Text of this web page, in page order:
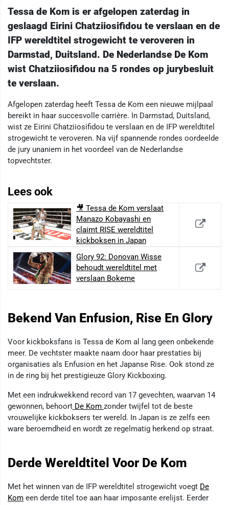
Tessa de Kom is er afgelopen zaterdag in
geslaagd Eirini Chatziiosifidou te verslaan en de
IFP wereldtitel strogewicht te veroveren in
Darmstad, Duitsland. De Nederlandse De Kom
wist Chatziiosifidou na 5 rondes op jurybesluit
te verslaan.
Afgelopen zaterdag heeft Tessa de Kom een nieuwe mijlpaal
bereikt in haar succesvolle carrière. In Darmstad, Duitsland,
wist ze Eirini Chatziiosifidou te verslaan en de IFP wereldtitel
strogewicht te veroveren. Na vijf spannende rondes oordeelde
de jury unaniem in het voordeel van de Nederlandse
topvechtster.
Lees ook
🎥 Tessa de Kom verslaat
Manazo Kobayashi en
claimt RISE wereldtitel
kickboksen in Japan
Glory 92: Donovan Wisse
behoudt wereldtitel met
verslaan Bokeme
Bekend Van Enfusion, Rise En Glory
Voor kickboksfans is Tessa de Kom al lang geen onbekende
meer. De vechtster maakte naam door haar prestaties bij
organisaties als Enfusion en het Japanse Rise. Ook stond ze
in de ring bij het prestigieuze Glory Kickboxing.
Met een indrukwekkend record van 17 gevechten, waarvan 14
gewonnen, behoort De Kom zonder twijfel tot de beste
vrouwelijke kickboksers ter wereld. In Japan is ze zelfs een
ware beroemdheid en wordt ze regelmatig herkend op straat.
Derde Wereldtitel Voor De Kom
Met het winnen van de IFP wereldtitel strogewicht voegt De
Kom een derde titel toe aan haar imposante erelijst. Eerder